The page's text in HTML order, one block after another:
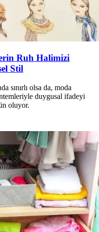
Ruh Halimizi
Stil
sınırlı olsa da, moda
duygusal ifadeyi
oluyor.